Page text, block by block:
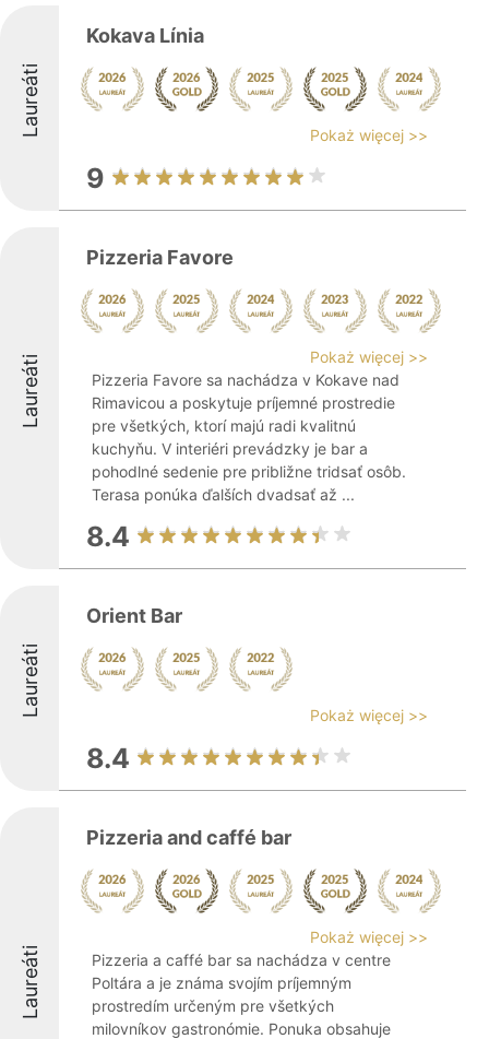
Laureáti
Kokava Línia
Pokaż więcej >>
9
Laureáti
Pizzeria Favore
Pokaż więcej >>
Pizzeria Favore sa nachádza v Kokave nad
Rimavicou a poskytuje príjemné prostredie
pre všetkých, ktorí majú radi kvalitnú
kuchyňu. V interiéri prevádzky je bar a
pohodlné sedenie pre približne tridsať osôb.
Terasa ponúka ďalších dvadsať až ...
8.4
Laureáti
Orient Bar
Pokaż więcej >>
8.4
Laureáti
Pizzeria and caffé bar
Pokaż więcej >>
Pizzeria a caffé bar sa nachádza v centre
Poltára a je známa svojím príjemným
prostredím určeným pre všetkých
milovníkov gastronómie. Ponuka obsahuje